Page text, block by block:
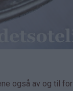
også av og til for